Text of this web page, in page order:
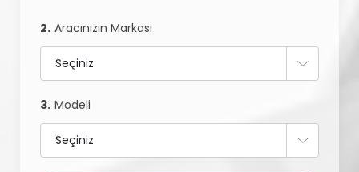
2. Aracınızın Markası
3. Modeli